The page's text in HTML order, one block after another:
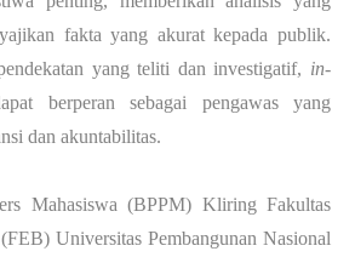
fakta yang akurat kepada publik.
yang teliti dan investigatif, in-
berperan sebagai pengawas yang
dan akuntabilitas.
Mahasiswa (BPPM) Kliring Fakultas
Universitas Pembangunan Nasional